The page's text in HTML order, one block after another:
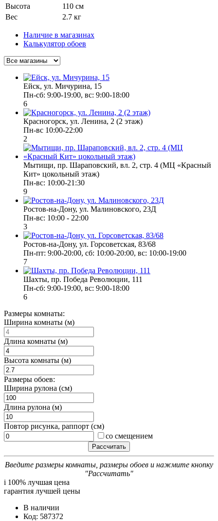
Высота
110 см
Вес
2.7 кг
Наличие в магазинах
Калькулятор обоев
Ейск, ул. Мичурина, 15
Пн-cб: 9:00-19:00, вс: 9:00-18:00
6
Красногорск, ул. Ленина, 2 (2 этаж)
Пн-вс 10:00-22:00
2
Мытищи, пр. Шараповский, вл. 2, стр. 4 (МЦ «Красный
Кит» цокольный этаж)
Пн-вс: 10:00-21:30
9
Ростов-на-Дону, ул. Малиновского, 23Д
Пн-вс: 10:00 - 22:00
3
Ростов-на-Дону, ул. Горсоветская, 83/68
Пн-пт: 9:00-20:00, сб: 10:00-20:00, вс: 10:00-19:00
7
Шахты, пр. Победа Революции, 111
Пн-сб: 9:00-19:00, вс: 9:00-18:00
6
Размеры комнаты:
Ширина комнаты (м)
Длина комнаты (м)
Высота комнаты (м)
Размеры обоев:
Ширина рулона (см)
Длина рулона (м)
Повтор рисунка, раппорт (см)
со смещением
Введите размеры комнаты, размеры обоев и нажмите кнопку
"Рассчитать"
i 100% лучшая цена
гарантия лучшей цены
В наличии
Код: 587372